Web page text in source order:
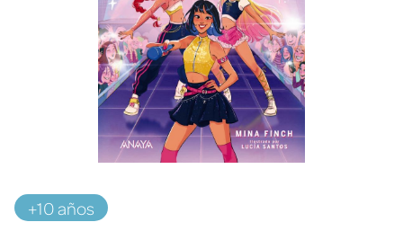
+10 años